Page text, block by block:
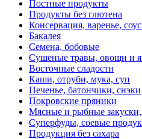
Постные продукты
Продукты без глютена
Консервация, варенье,
Бакалея
Семена, бобовые
Сушеные травы, овощи и
Восточные сладости
Каши, отруби, мука, суп
Печенье, батончики, снэки
Покровские пряники
Мясные и рыбные закуски,
Суперфуды, соевые
Продукция без сахара